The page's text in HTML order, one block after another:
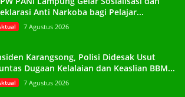
Anti Narkoba bagi Pelajar...
7 Agustus 2026
Karangsong, Polisi Didesak Usut
Dugaan Kelalaian dan Keaslian BBM...
7 Agustus 2026